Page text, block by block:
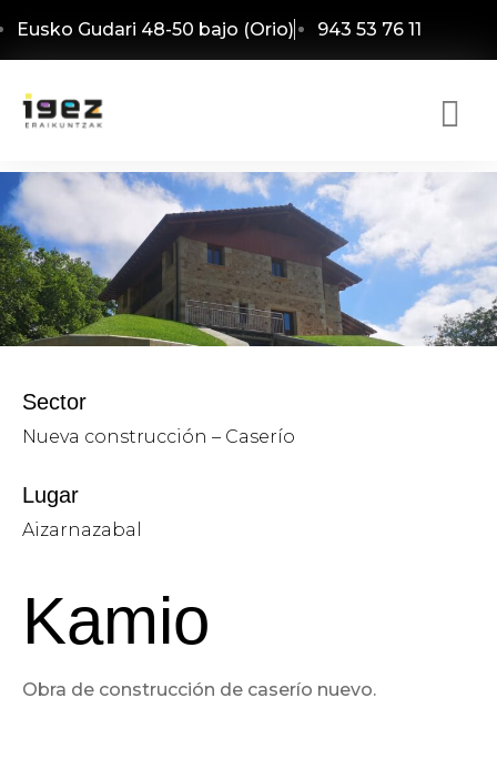
Eusko Gudari 48-50 bajo (Orio) 943 53 76 11
Sector
Nueva construcción – Caserío
Lugar
Aizarnazabal
Kamio
Obra de construcción de caserío nuevo.